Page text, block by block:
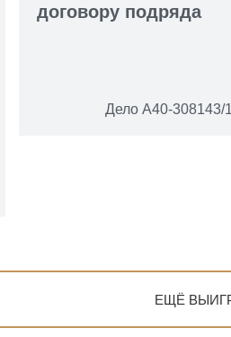
договору подряда
Дело А40-308143/
ЕЩЁ